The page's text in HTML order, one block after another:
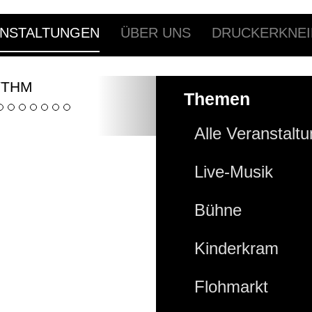
ÜBER UNS
Themen
Alle
Live-Musik
Bühne
Kinderkram
Flohmarkt